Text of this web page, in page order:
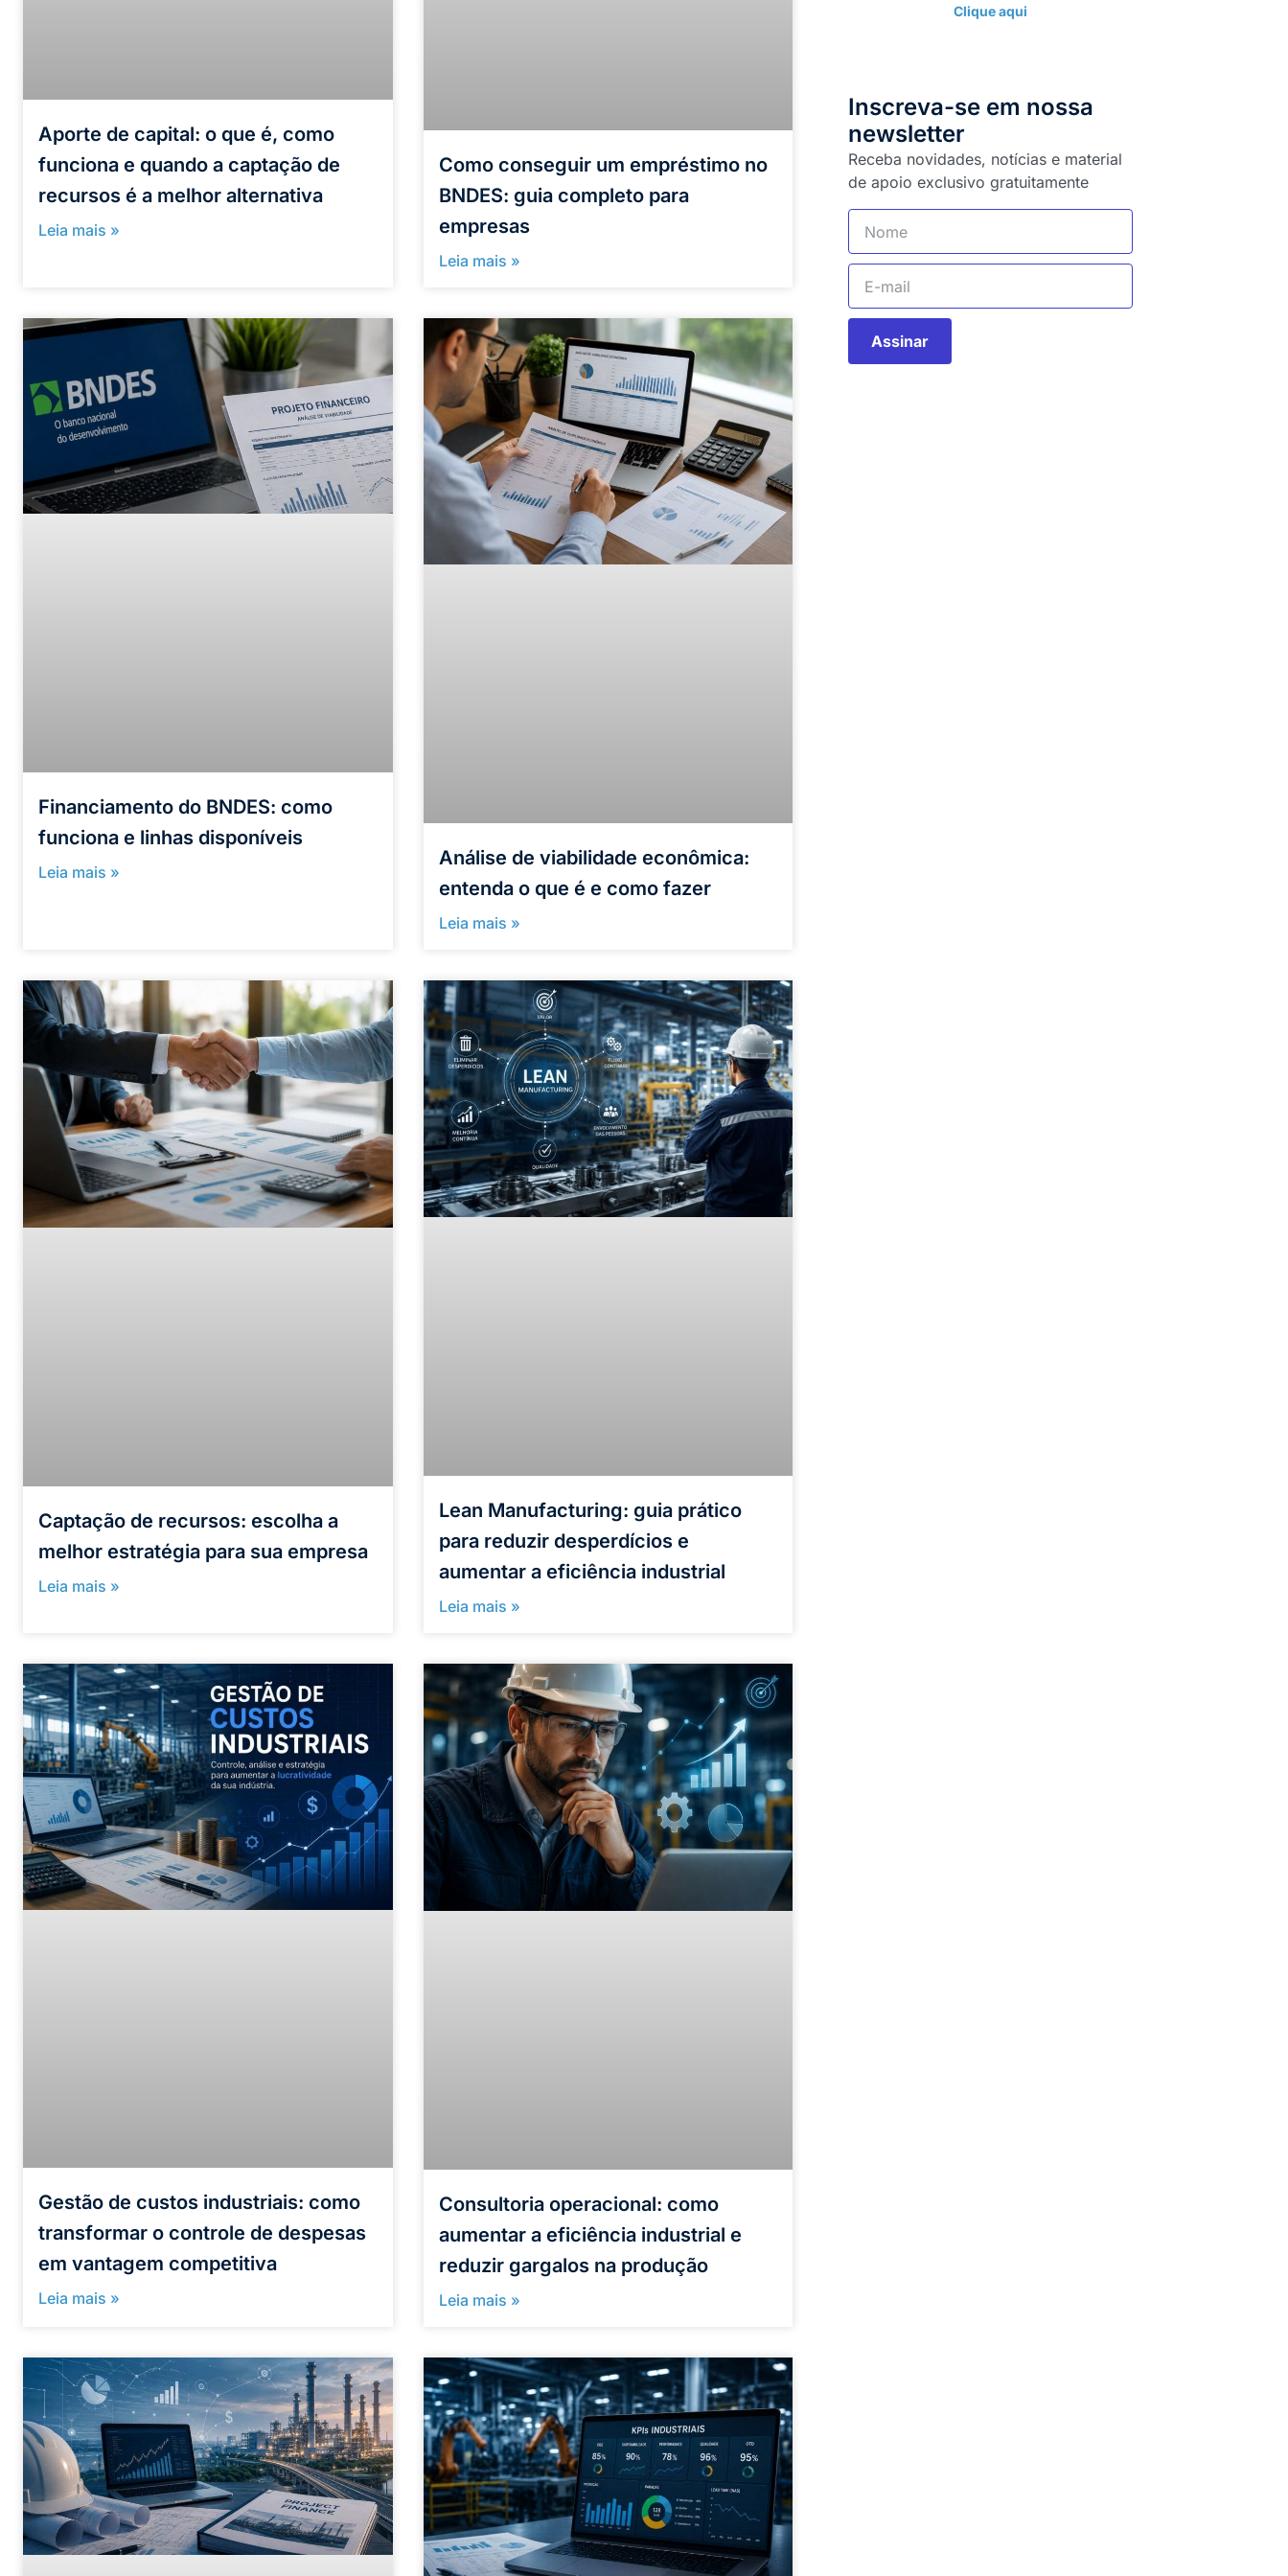
Aporte de capital: o que é, como
funciona e quando a captação de
recursos é a melhor alternativa
Leia mais »
Como conseguir um empréstimo no
BNDES: guia completo para
empresas
Leia mais »
Financiamento do BNDES: como
funciona e linhas disponíveis
Leia mais »
Análise de viabilidade econômica:
entenda o que é e como fazer
Leia mais »
Captação de recursos: escolha a
melhor estratégia para sua empresa
Leia mais »
Lean Manufacturing: guia prático
para reduzir desperdícios e
aumentar a eficiência industrial
Leia mais »
Gestão de custos industriais: como
transformar o controle de despesas
em vantagem competitiva
Leia mais »
Consultoria operacional: como
aumentar a eficiência industrial e
reduzir gargalos na produção
Leia mais »
Clique aqui
Inscreva-se em nossa
newsletter
Receba novidades, notícias e material
de apoio exclusivo gratuitamente
Assinar